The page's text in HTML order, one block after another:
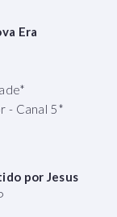
Era
- Canal 5*
por Jesus